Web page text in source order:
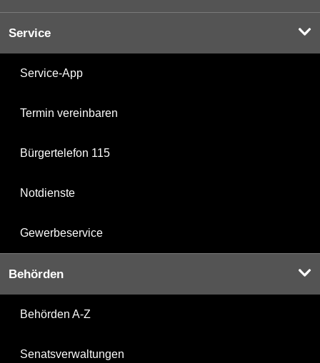
Service
Service-App
Termin vereinbaren
Bürgertelefon 115
Notdienste
Gewerbeservice
Behörden
Behörden A-Z
Senatsverwaltungen